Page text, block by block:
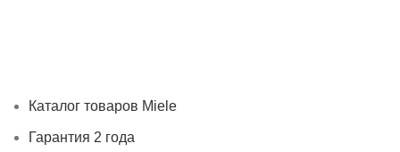
Каталог товаров Miele
Гарантия 2 года